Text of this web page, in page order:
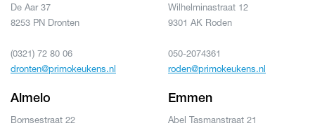
De Aar 37
8253 PN Dronten
(0321) 72 80 06
dronten@primokeukens.nl
Wilhelminastraat 12
9301 AK Roden
050-2074361
roden@primokeukens.nl
Almelo
Bornsestraat 22
Emmen
Abel Tasmanstraat 21